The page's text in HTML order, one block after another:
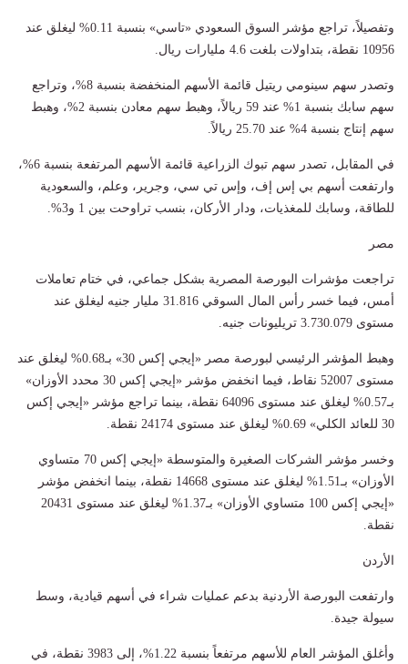
وتفصيلاً، تراجع مؤشر السوق السعودي «تاسي» بنسبة 0.11% ليغلق عند
10956 نقطة، بتداولات بلغت 4.6 مليارات ريال.
وتصدر سهم سينومي ريتيل قائمة الأسهم المنخفضة بنسبة 8%، وتراجع
سهم سابك بنسبة 1% عند 59 ريالاً، وهبط سهم معادن بنسبة 2%، وهبط
سهم إنتاج بنسبة 4% عند 25.70 ريالاً.
في المقابل، تصدر سهم تبوك الزراعية قائمة الأسهم المرتفعة بنسبة 6%،
وارتفعت أسهم بي إس إف، وإس تي سي، وجرير، وعلم، والسعودية
للطاقة، وسابك للمغذيات، ودار الأركان، بنسب تراوحت بين 1 و3%.
مصر
تراجعت مؤشرات البورصة المصرية بشكل جماعي، في ختام تعاملات
أمس، فيما خسر رأس المال السوقي 31.816 مليار جنيه ليغلق عند
مستوى 3.730.079 تريليونات جنيه.
وهبط المؤشر الرئيسي لبورصة مصر «إيجي إكس 30» بـ0.68% ليغلق عند
مستوى 52007 نقاط، فيما انخفض مؤشر «إيجي إكس 30 محدد الأوزان»
بـ0.57% ليغلق عند مستوى 64096 نقطة، بينما تراجع مؤشر «إيجي إكس
30 للعائد الكلي» 0.69% ليغلق عند مستوى 24174 نقطة.
وخسر مؤشر الشركات الصغيرة والمتوسطة «إيجي إكس 70 متساوي
الأوزان» بـ1.51% ليغلق عند مستوى 14668 نقطة، بينما انخفض مؤشر
«إيجي إكس 100 متساوي الأوزان» بـ1.37% ليغلق عند مستوى 20431
نقطة.
الأردن
وارتفعت البورصة الأردنية بدعم عمليات شراء في أسهم قيادية، وسط
⁠سيولة جيدة.
وأغلق المؤشر العام للأسهم مرتفعاً بنسبة 1.22%، إلى 3983 نقطة، في